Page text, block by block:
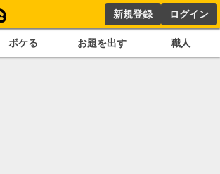
新規登録 ログイン
ボケる お題を出す 職人